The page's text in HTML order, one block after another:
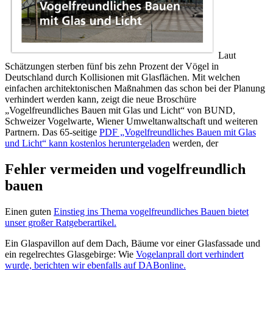
Laut
Schätzungen sterben fünf bis zehn Prozent der Vögel in
Deutschland durch Kollisionen mit Glasflächen. Mit welchen
einfachen architektonischen Maßnahmen das schon bei der Planung
verhindert werden kann, zeigt die neue Broschüre
„Vogelfreundliches Bauen mit Glas und Licht“ von BUND,
Schweizer Vogelwarte, Wiener Umweltanwaltschaft und weiteren
Partnern. Das 65-seitige PDF „Vogelfreundliches Bauen mit Glas
und Licht“ kann kostenlos heruntergeladen werden, der
Fehler vermeiden und vogelfreundlich
bauen
Einen guten Einstieg ins Thema vogelfreundliches Bauen bietet
unser großer Ratgeberartikel.
Ein Glaspavillon auf dem Dach, Bäume vor einer Glasfassade und
ein regelrechtes Glasgebirge: Wie Vogelanprall dort verhindert
wurde, berichten wir ebenfalls auf DABonline.